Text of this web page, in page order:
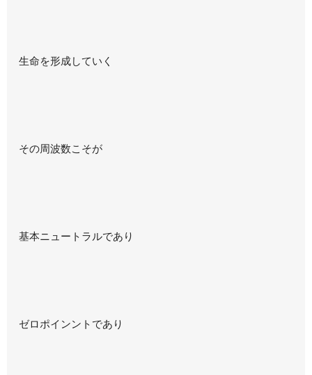
生命を形成していく
その周波数こそが
基本ニュートラルであり
ゼロポインントであり